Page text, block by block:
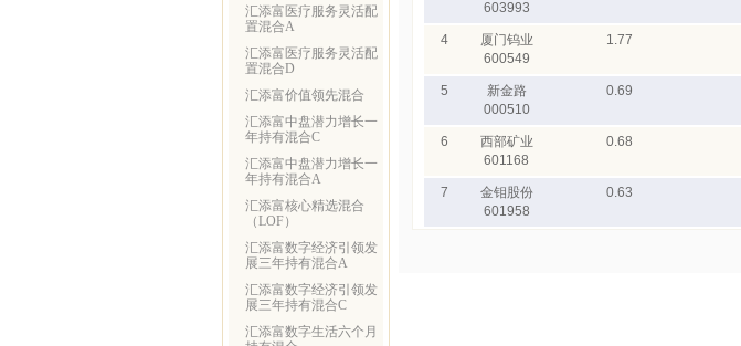
汇添富医疗服务灵活配
置混合A
汇添富医疗服务灵活配
置混合D
汇添富价值领先混合
汇添富中盘潜力增长一
年持有混合C
汇添富中盘潜力增长一
年持有混合A
汇添富核心精选混合
（LOF）
汇添富数字经济引领发
展三年持有混合A
汇添富数字经济引领发
展三年持有混合C
汇添富数字生活六个月
603993
4
厦门钨业
600549
1.77
5
新金路
000510
0.69
6
西部矿业
601168
0.68
7
金钼股份
601958
0.63